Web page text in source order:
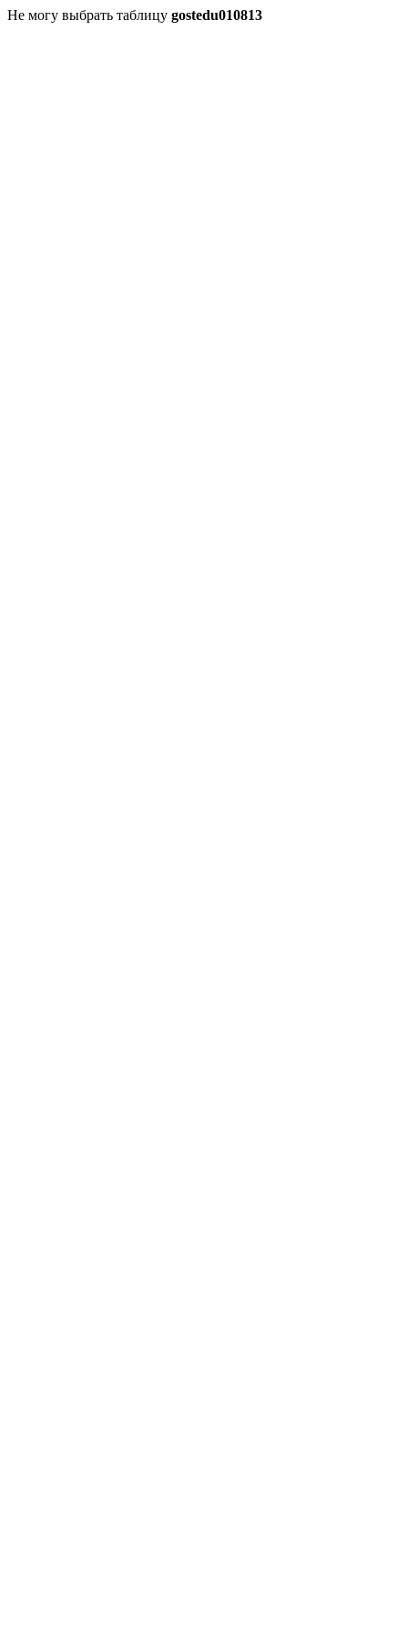
Не могу выбрать таблицу gostedu010813